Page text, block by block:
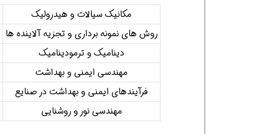
مکانیک سیالات و هیدرولیک
روش های نمونه برداری و تجزیه آلاینده ها
دینامیک و ترمودینامیک
مهندسی ایمنی و بهداشت
فرآیندهای ایمنی و بهداشت در صنایع
مهندسی نور و روشنایی